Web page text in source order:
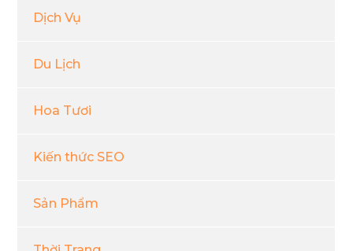
Dịch Vụ
Du Lịch
Hoa Tươi
Kiến thức SEO
Sản Phẩm